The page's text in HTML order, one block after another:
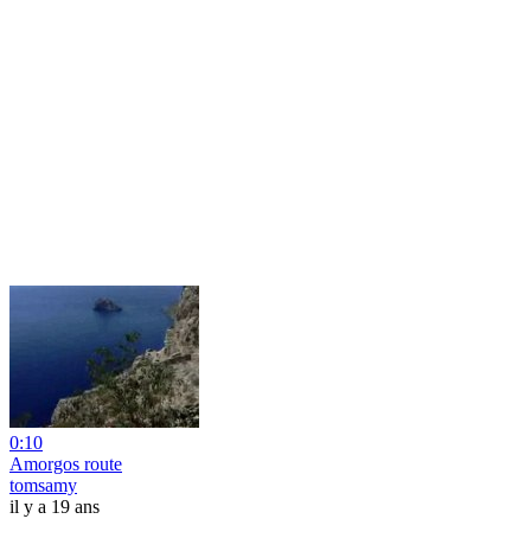
0:10
Amorgos route
tomsamy
il y a 19 ans